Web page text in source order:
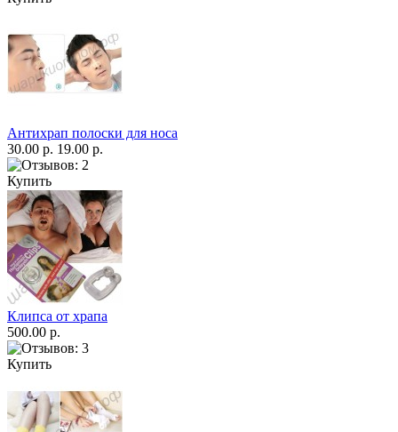
Антихрап полоски для носа
30.00 р. 19.00 р.
Купить
Клипса от храпа
500.00 р.
Купить